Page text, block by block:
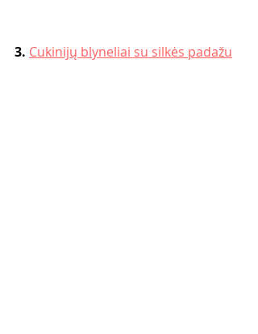
3. Cukinijų blyneliai su silkės padažu